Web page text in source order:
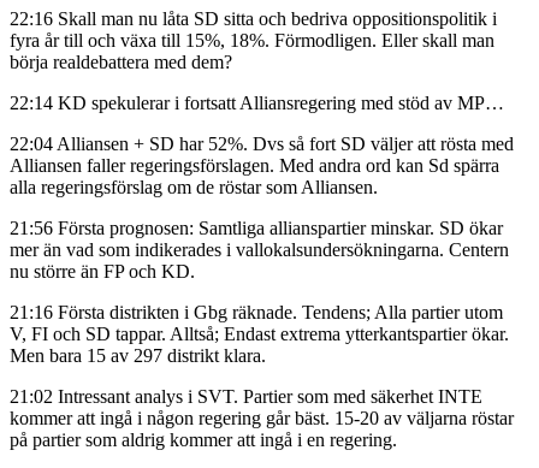
22:16 Skall man nu låta SD sitta och bedriva oppositionspolitik i
fyra år till och växa till 15%, 18%. Förmodligen. Eller skall man
börja realdebattera med dem?
22:14 KD spekulerar i fortsatt Alliansregering med stöd av MP…
22:04 Alliansen + SD har 52%. Dvs så fort SD väljer att rösta med
Alliansen faller regeringsförslagen. Med andra ord kan Sd spärra
alla regeringsförslag om de röstar som Alliansen.
21:56 Första prognosen: Samtliga allianspartier minskar. SD ökar
mer än vad som indikerades i vallokalsundersökningarna. Centern
nu större än FP och KD.
21:16 Första distrikten i Gbg räknade. Tendens; Alla partier utom
V, FI och SD tappar. Alltså; Endast extrema ytterkantspartier ökar.
Men bara 15 av 297 distrikt klara.
21:02 Intressant analys i SVT. Partier som med säkerhet INTE
kommer att ingå i någon regering går bäst. 15-20 av väljarna röstar
på partier som aldrig kommer att ingå i en regering.